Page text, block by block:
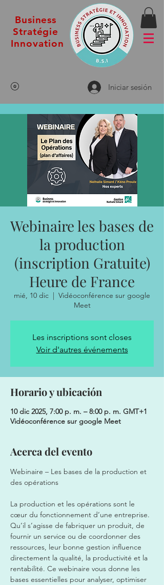
Business
Stratégie
Innovation
Iniciar sesión
Webinaire les bases de
la production
(inscription Gratuite)
Heure de France
mié, 10 dic
  |
Vidéoconférence sur google
Meet
Les inscriptions sont closes
Voir d'autres événements
Horario y ubicación
10 dic 2025, 7:00 p. m. – 8:00 p. m. GMT+1
Vidéoconférence sur google Meet
Acerca del evento
Webinaire – Les bases de la production et
des opérations
La production et les opérations sont le
cœur du fonctionnement d’une entreprise.
Qu’il s’agisse de fabriquer un produit, de
fournir un service ou de coordonner des
ressources, leur bonne gestion influence
directement la qualité, la productivité et la
rentabilité. Ce webinaire vous donne les
bases essentielles pour analyser, optimiser